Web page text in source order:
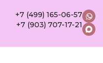
+7 (499) 165-06-57
+7 (903) 707-17-21